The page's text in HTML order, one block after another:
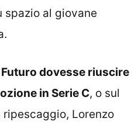
spazio al giovane
dovesse riuscire
in Serie C, o sul
Lorenzo